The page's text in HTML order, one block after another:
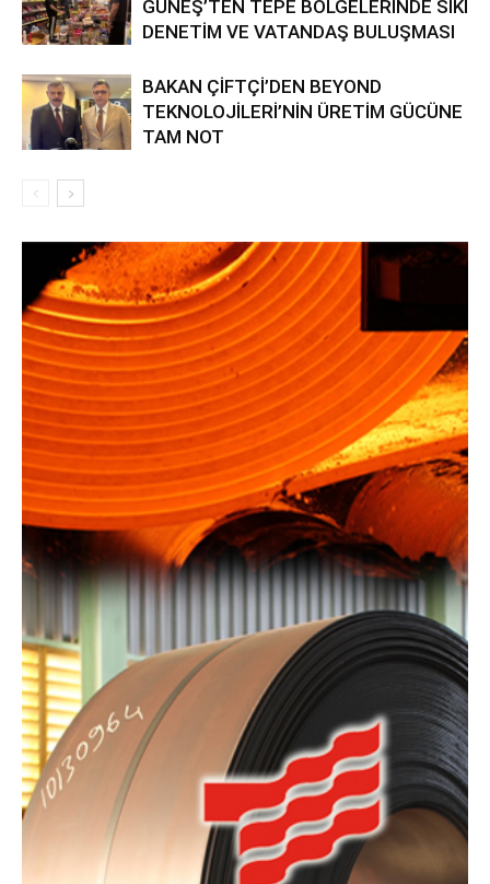
GÜNEŞ’TEN TEPE BÖLGELERİNDE SIKI
DENETİM VE VATANDAŞ BULUŞMASI
BAKAN ÇİFTÇİ’DEN BEYOND
TEKNOLOJİLERİ’NİN ÜRETİM GÜCÜNE
TAM NOT